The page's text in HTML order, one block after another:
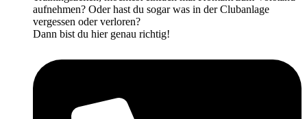
aufnehmen? Oder hast du sogar was in der Clubanlage
vergessen oder verloren?
Dann bist du hier genau richtig!